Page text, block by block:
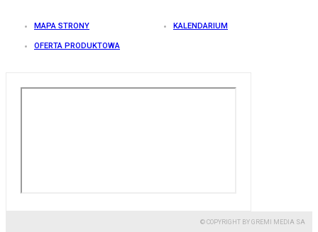
MAPA STRONY KALENDARIUM
OFERTA PRODUKTOWA
© COPYRIGHT BY GREMI MEDIA SA